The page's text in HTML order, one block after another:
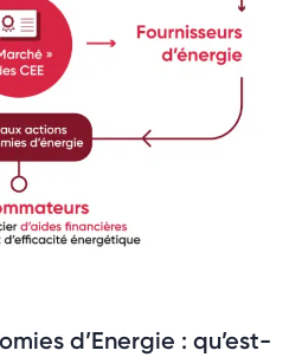
d’Energie : qu’est-